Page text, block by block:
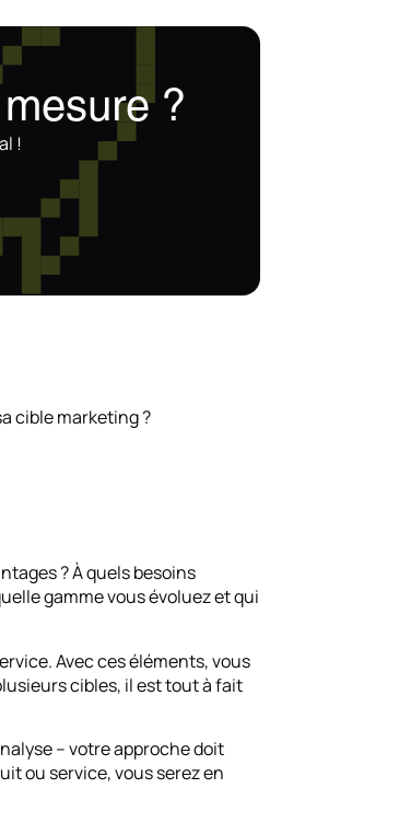
?
!
cible marketing ?
? À quels besoins
gamme vous évoluez et qui
Avec ces éléments, vous
cibles, il est tout à fait
– votre approche doit
ou service, vous serez en